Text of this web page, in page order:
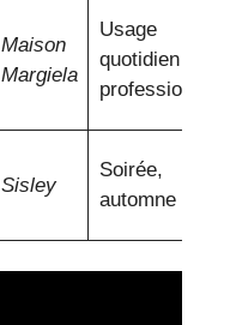
Maison
Margiela
Usage
quotidien ou
professionnel
Sisley
Soirée,
automne